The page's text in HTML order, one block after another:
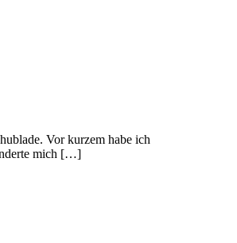
Vor kurzem habe ich
mich […]